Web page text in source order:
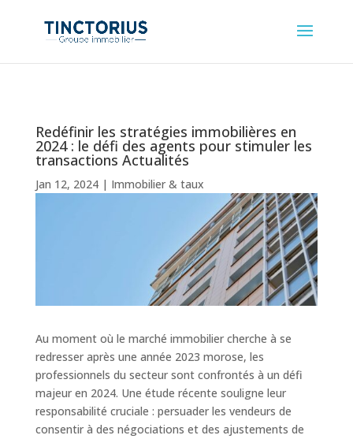
Redéfinir les stratégies immobilières en
2024 : le défi des agents pour stimuler les
transactions Actualités
Jan 12, 2024| Immobilier & taux
Au moment où le marché immobilier cherche à se
redresser après une année 2023 morose, les
professionnels du secteur sont confrontés à un défi
majeur en 2024. Une étude récente souligne leur
responsabilité cruciale : persuader les vendeurs de
consentir à des négociations et des ajustements de